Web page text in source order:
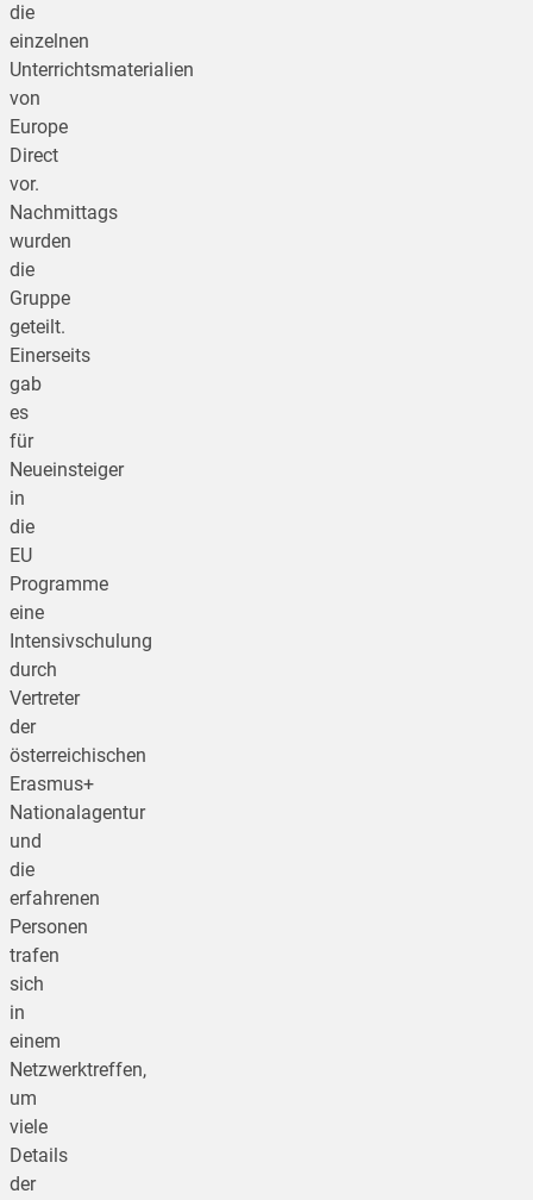
die
einzelnen
Unterrichtsmaterialien
von
Europe
Direct
vor.
Nachmittags
wurden
die
Gruppe
geteilt.
Einerseits
gab
es
für
Neueinsteiger
in
die
EU
Programme
eine
Intensivschulung
durch
Vertreter
der
österreichischen
Erasmus+
Nationalagentur
und
die
erfahrenen
Personen
trafen
sich
in
einem
Netzwerktreffen,
um
viele
Details
der